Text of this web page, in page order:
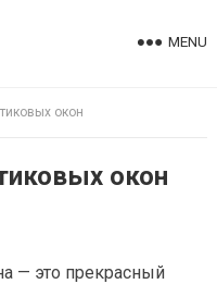
MENU
окон
окон
— это прекрасный